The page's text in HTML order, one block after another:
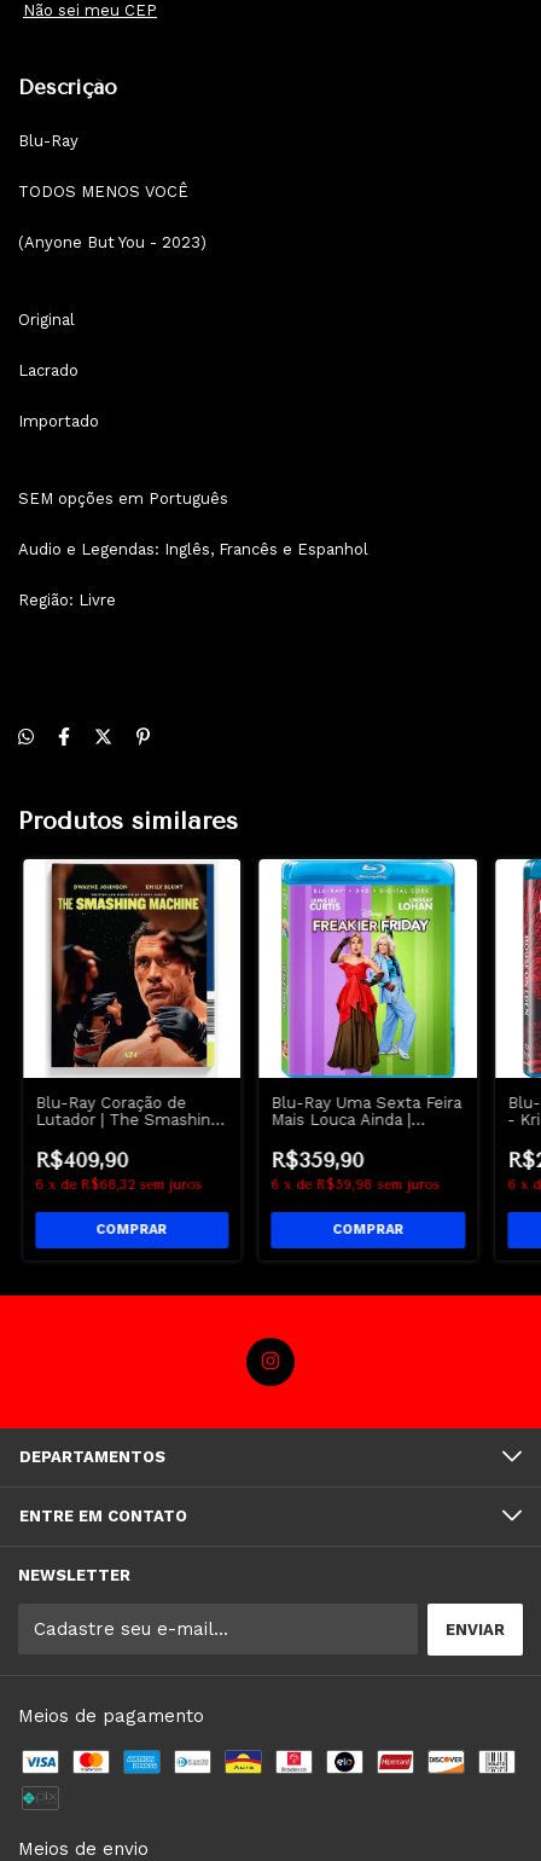
Não sei meu CEP
Descrição
Blu-Ray
TODOS MENOS VOCÊ
(Anyone But You - 2023)
Original
Lacrado
Importado
SEM opções em Português
Audio e Legendas: Inglês, Francês e Espanhol
Região: Livre
Produtos similares
Blu-Ray Coração de
Lutador | The Smashing
Dwayne Johnson
R$409,90
6 x de R$68,32 sem juros
Blu-Ray Uma Sexta Feira
Mais Louca Ainda |
Lohan - Disney
R$359,90
6 x de R$59,98 sem juros
-
6 x
DEPARTAMENTOS
ENTRE EM CONTATO
NEWSLETTER
Meios de pagamento
Meios de envio